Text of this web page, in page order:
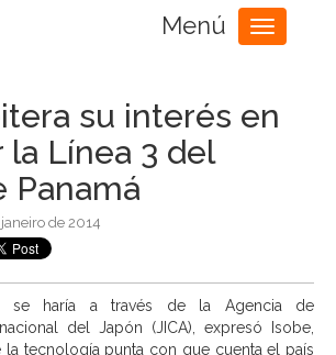
Menú
Toggle
navigation
su interés en
Línea 3 del
Panamá
de 2014
se haría a través de la Agencia de
del Japón (JICA), expresó Isobe,
la tecnología punta con que cuenta el país